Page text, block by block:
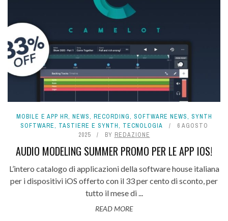
MOBILE E APP HR, NEWS, RECORDING, SOFTWARE NEWS, SYNTH
SOFTWARE, TASTIERE E SYNTH, TECNOLOGIA
6 AGOSTO
2025
BY REDAZIONE
AUDIO MODELING SUMMER PROMO PER LE APP IOS!
L’intero catalogo di applicazioni della software house italiana
per i dispositivi iOS offerto con il 33 per cento di sconto, per
tutto il mese di ...
READ MORE